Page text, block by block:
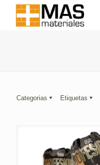
Categorias Etiquetas